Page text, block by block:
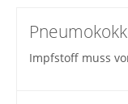
Impfstoff muss